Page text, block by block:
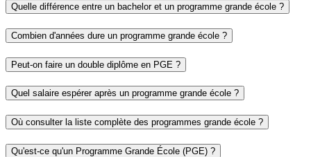
Quelle différence entre un bachelor et un programme grande école ?
Combien d'années dure un programme grande école ?
Peut-on faire un double diplôme en PGE ?
Quel salaire espérer après un programme grande école ?
Où consulter la liste complète des programmes grande école ?
Qu'est-ce qu'un Programme Grande École (PGE) ?